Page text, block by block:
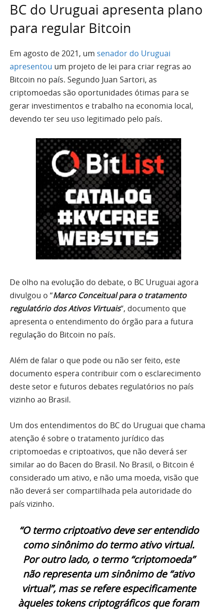
BC do Uruguai apresenta plano
para regular Bitcoin
Em agosto de 2021, um senador do Uruguai
apresentou um projeto de lei para criar regras ao
Bitcoin no país. Segundo Juan Sartori, as
criptomoedas são oportunidades ótimas para se
gerar investimentos e trabalho na economia local,
devendo ter seu uso legitimado pelo país.
De olho na evolução do debate, o BC Uruguai agora
divulgou o “Marco Conceitual para o tratamento
regulatório dos Ativos Virtuais“, documento que
apresenta o entendimento do órgão para a futura
regulação do Bitcoin no país.
Além de falar o que pode ou não ser feito, este
documento espera contribuir com o esclarecimento
deste setor e futuros debates regulatórios no país
vizinho ao Brasil.
Um dos entendimentos do BC do Uruguai que chama
atenção é sobre o tratamento jurídico das
criptomoedas e criptoativos, que não deverá ser
similar ao do Bacen do Brasil. No Brasil, o Bitcoin é
considerado um ativo, e não uma moeda, visão que
não deverá ser compartilhada pela autoridade do
país vizinho.
“O termo criptoativo deve ser entendido
como sinônimo do termo ativo virtual.
Por outro lado, o termo “criptomoeda”
não representa um sinônimo de “ativo
virtual”, mas se refere especificamente
àqueles tokens criptográficos que foram